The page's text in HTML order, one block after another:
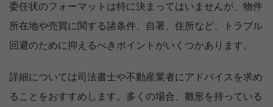
委任状のフォーマットは特に決まってはいませんが、物件
所在地や売買に関する諸条件、自署、住所など、トラブル
回避のために抑えるべきポイントがいくつかあります。
詳細については司法書士や不動産業者にアドバイスを求め
ることをおすすめします。多くの場合、雛形を持っている